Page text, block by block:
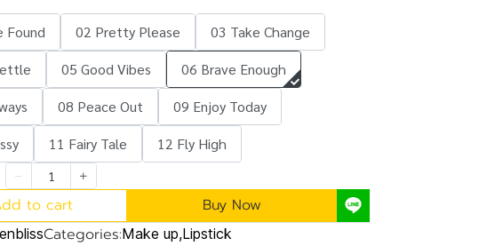
Found 02 Pretty Please
03 Take Change
05 Good Vibes
06 Brave Enough
08 Peace Out
09 Enjoy Today
11 Fairy Tale 12 Fly High
to cart
Buy Now
Categories:Make up,Lipstick